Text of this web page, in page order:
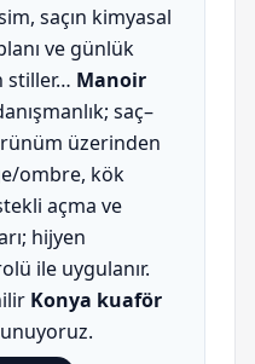
saçın kimyasal
ve günlük
stiller… Manoir
saç–
üzerinden
ombre, kök
açma ve
hijyen
ile uygulanır.
Konya kuaför